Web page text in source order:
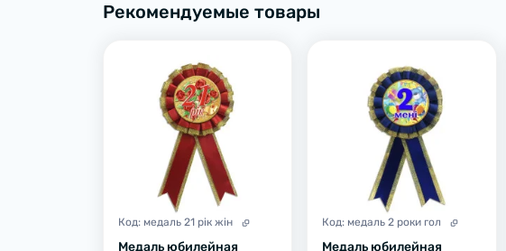
Рекомендуемые товары
Код: медаль 21 рік жін
Медаль юбилейная
Код: медаль 2 роки гол
Медаль юбилейная